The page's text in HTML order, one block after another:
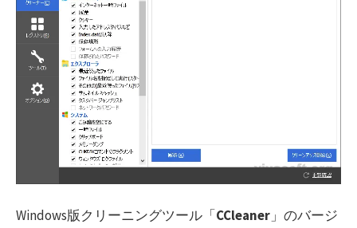
Windows版クリーニングツール「CCleaner 」のバージ